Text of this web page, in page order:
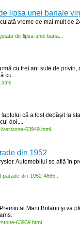
lipsa unei banale
vreme de mai mult de
de-lipsa-unei-bana...
cu trei ani sute de priviri,
cu...
că a fost depăşit la
doi,...
63949.html
din 1952
Automobilul se află în
parade-din-1952-4665...
al Marii Britanii şi va
63939.html